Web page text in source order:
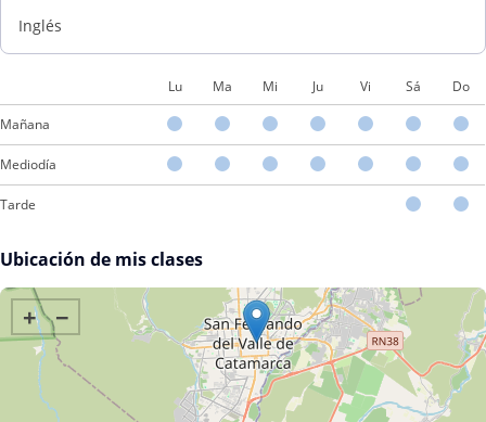
Inglés
Lu Ma Mi Ju Vi Sá Do
Mañana
Mediodía
Tarde
Ubicación de mis clases
+ −